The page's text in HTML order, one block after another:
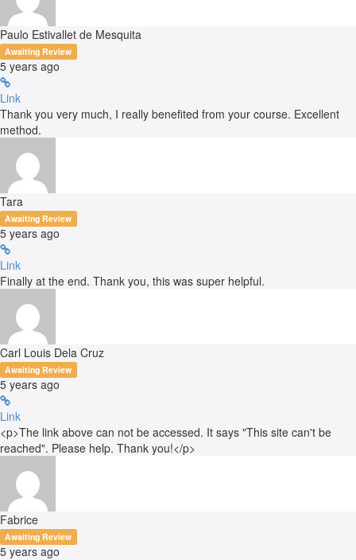
Paulo Estivallet de Mesquita
Awaiting Review
5 years ago
Link
Thank you very much, I really benefited from your course. Excellent
method.
Tara
Awaiting Review
5 years ago
Link
Finally at the end. Thank you, this was super helpful.
Carl Louis Dela Cruz
Awaiting Review
5 years ago
Link
<p>The link above can not be accessed. It says "This site can't be
reached". Please help. Thank you!</p>
Fabrice
Awaiting Review
5 years ago